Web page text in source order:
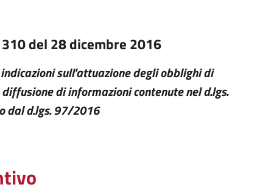
del 28 dicembre 2016
sull'attuazione degli obblighi di
di informazioni contenute nel d.lgs.
dal d.lgs. 97/2016